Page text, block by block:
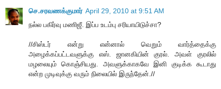
செ.சரவணக்குமார் April 29, 2010 at 9:51 AM
நல்ல பகிர்வு மணிஜீ. இப்ப உடம்பு சரியாயிடுச்சா?
//சிஸ்டர் என்று என்னால் வெறும் வார்த்தைக்கு
அழைக்கப்பட்டவளுக்கு எஸ். ஜானகியின் குரல். அவள் குரலில்
மழலையும் கொஞ்சியது. அவளுக்காகவே இனி குடிக்க கூடாது
என்ற முடிவுக்கு வரும் நிலையில் இருந்தேன்.//